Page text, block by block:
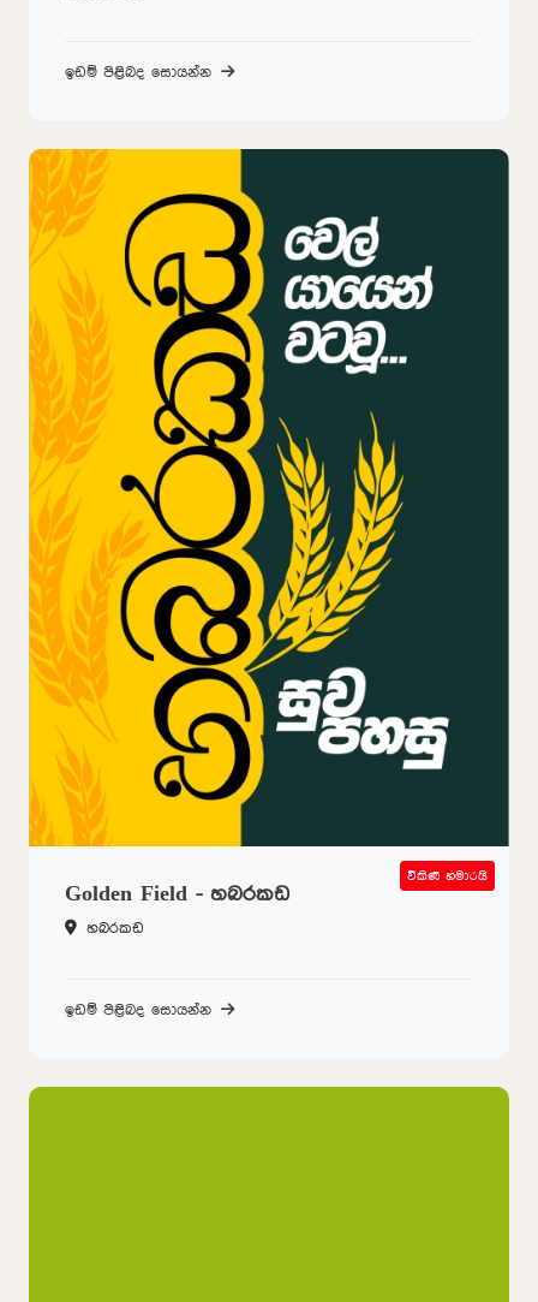
ඉඩම් පිළිබද සොයන්න
SOLD OUT
Golden Field - හබරකඩ
හබරකඩ
විකිණී හමාරයි
ඉඩම් පිළිබද සොයන්න